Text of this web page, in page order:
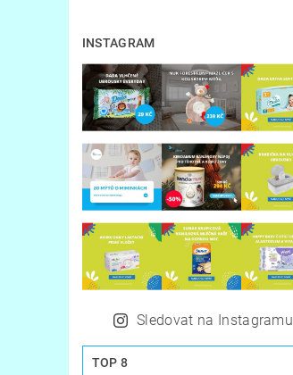
INSTAGRAM
Sledovat na Instagramu
TOP 8